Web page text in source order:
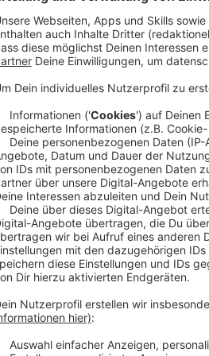
Anzeige
Das Rezept:
Anzeige
Zutaten für die
500g
100ml extra